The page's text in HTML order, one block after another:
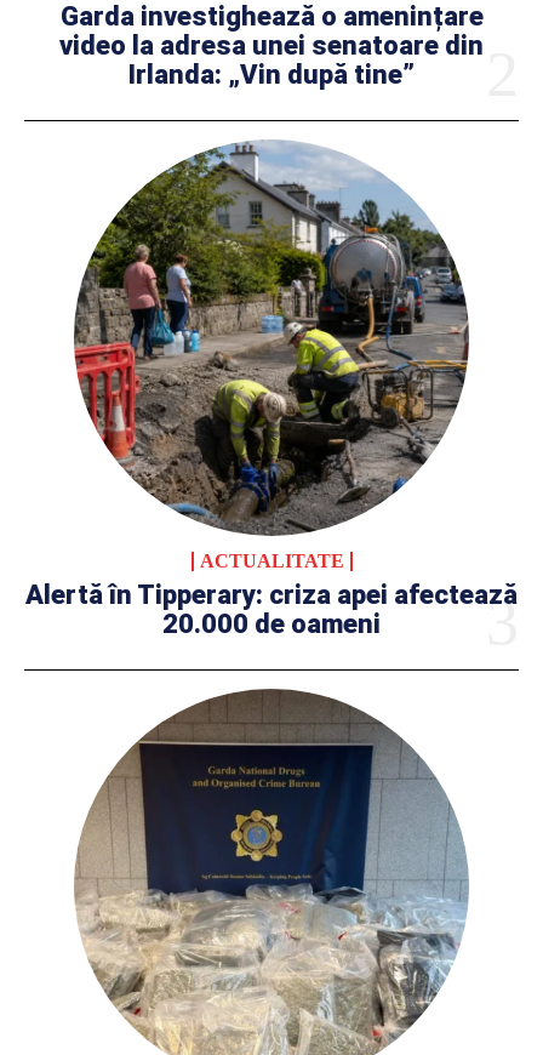
Garda investighează o amenințare
video la adresa unei senatoare din
Irlanda: „Vin după tine”
ACTUALITATE
Alertă în Tipperary: criza apei afectează
20.000 de oameni